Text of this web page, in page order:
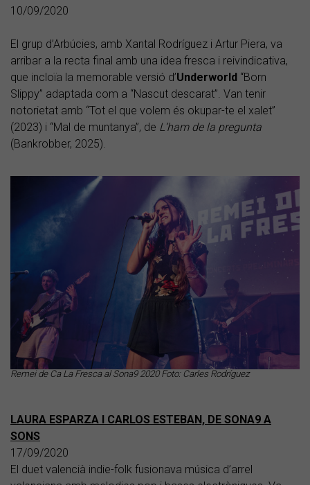
10/09/2020
El grup d’Arbúcies, amb Xantal Rodríguez i Artur Piera, va
arribar a la recta final amb una idea fresca i reivindicativa,
que incloïa la memorable versió d’Underworld “Born
Slippy” adaptada com a “Nascut descarat”. Van tenir
notorietat amb “Tot el que volem és okupar-te el xalet”
(2023) i “Mal de muntanya”, de L’ham de la pregunta
(Bankrobber, 2025).
Remei de Ca La Fresca al Sona9 2020 Foto: Carles Rodríguez
LAURA ESPARZA I CARLOS ESTEBAN, DE SONA9 A
SONS
17/09/2020
El duet valencià indie-folk fusionava música d’arrel